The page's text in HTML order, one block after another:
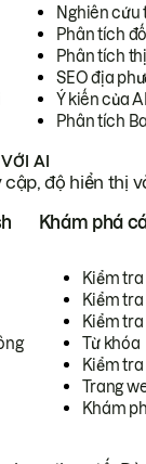
Nghiên cứu
Phân tích
Phân tích
SEO địa
Ý kiến của
Phân tích
AI
cập, độ hiển thị
Khám phá
Kiểm
Kiểm tra
Kiểm
Từ khóa
Kiểm
Trang
Khám